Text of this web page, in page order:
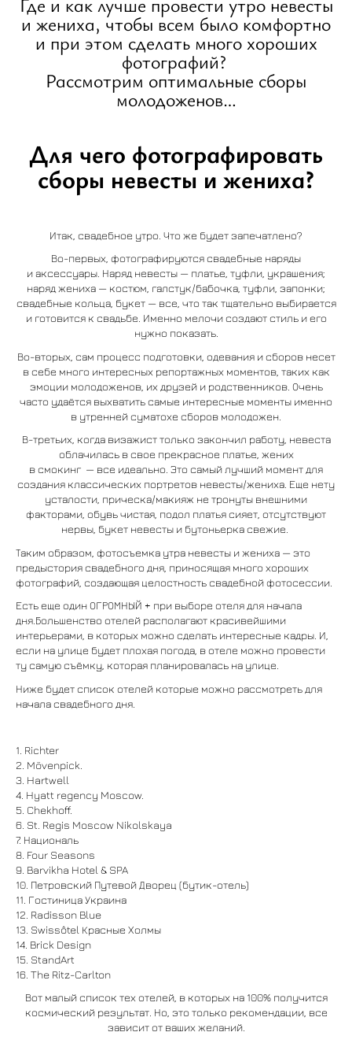
и жениха, чтобы всем было комфортно
и при этом сделать много хороших
фотографий?
Рассмотрим оптимальные сборы
молодоженов…
Для чего фотографировать
сборы невесты и жениха?
Итак, свадебное утро. Что же будет запечатлено?
Во-первых, фотографируются свадебные наряды
и аксессуары. Наряд невесты — платье, туфли, украшения;
наряд жениха — костюм, галстук/бабочка, туфли, запонки;
свадебные кольца, букет — все, что так тщательно выбирается
и готовится к свадьбе. Именно мелочи создают стиль и его
нужно показать.
Во-вторых, сам процесс подготовки, одевания и сборов несет
в себе много интересных репортажных моментов, таких как
эмоции молодоженов, их друзей и родственников. Очень
часто удаётся выхватить самые интересные моменты именно
в утренней суматохе сборов молодожен.
В-третьих, когда визажист только закончил работу, невеста
облачилась в свое прекрасное платье, жених
в смокинг — все идеально. Это самый лучший момент для
создания классических портретов невесты/жениха. Еще нету
усталости, прическа/макияж не тронуты внешними
факторами, обувь чистая, подол платья сияет, отсутствуют
нервы, букет невесты и бутоньерка свежие.
Таким образом, фотосъемка утра невесты и жениха — это
предыстория свадебного дня, приносящая много хороших
фотографий, создающая целостность свадебной фотосессии.
Есть еще один ОГРОМНЫЙ + при выборе отеля для начала
дня.Большенство отелей располагают красивейшими
интерьерами, в которых можно сделать интересные кадры. И,
если на улице будет плохая погода, в отеле можно провести
ту самую съёмку, которая планировалась на улице.
Ниже будет список отелей которые можно рассмотреть для
начала свадебного дня.
1. Richter
2. Mövenpick.
3. Hartwell
4. Hyatt regency Moscow.
5. Chekhoff.
6. St. Regis Moscow Nikolskaya
7. Националь
8. Four Seasons
9. Barvikha Hotel & SPA
10. Петровский Путевой Дворец (бутик-отель)
11. Гостиница Украина
12. Radisson Blue
13. Swissôtel Красные Холмы
14. Brick Design
15. StandArt
16. The Ritz-Carlton
Вот малый список тех отелей, в которых на 100% получится
космический результат. Но, это только рекомендации, все
зависит от ваших желаний.